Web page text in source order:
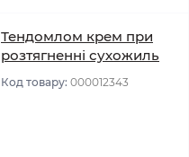
Тендомлом крем при
розтягненні сухожиль
Код товару: 000012343